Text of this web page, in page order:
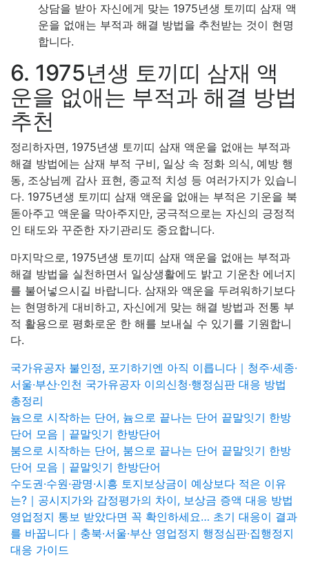
상담을 받아 자신에게 맞는 1975년생 토끼띠 삼재 액
운을 없애는 부적과 해결 방법을 추천받는 것이 현명
합니다.
6. 1975년생 토끼띠 삼재 액
운을 없애는 부적과 해결 방법
추천
정리하자면, 1975년생 토끼띠 삼재 액운을 없애는 부적과
해결 방법에는 삼재 부적 구비, 일상 속 정화 의식, 예방 행
동, 조상님께 감사 표현, 종교적 치성 등 여러가지가 있습니
다. 1975년생 토끼띠 삼재 액운을 없애는 부적은 기운을 북
돋아주고 액운을 막아주지만, 궁극적으로는 자신의 긍정적
인 태도와 꾸준한 자기관리도 중요합니다.
마지막으로, 1975년생 토끼띠 삼재 액운을 없애는 부적과
해결 방법을 실천하면서 일상생활에도 밝고 기운찬 에너지
를 불어넣으시길 바랍니다. 삼재와 액운을 두려워하기보다
는 현명하게 대비하고, 자신에게 맞는 해결 방법과 전통 부
적 활용으로 평화로운 한 해를 보내실 수 있기를 기원합니
다.
국가유공자 불인정, 포기하기엔 아직 이릅니다｜청주·세종·
서울·부산·인천 국가유공자 이의신청·행정심판 대응 방법
총정리
늄으로 시작하는 단어, 늄으로 끝나는 단어 끝말잇기 한방
단어 모음｜끝말잇기 한방단어
붐으로 시작하는 단어, 붐으로 끝나는 단어 끝말잇기 한방
단어 모음｜끝말잇기 한방단어
수도권·수원·광명·시흥 토지보상금이 예상보다 적은 이유
는?｜공시지가와 감정평가의 차이, 보상금 증액 대응 방법
영업정지 통보 받았다면 꼭 확인하세요… 초기 대응이 결과
를 바꿉니다｜충북·서울·부산 영업정지 행정심판·집행정지
대응 가이드